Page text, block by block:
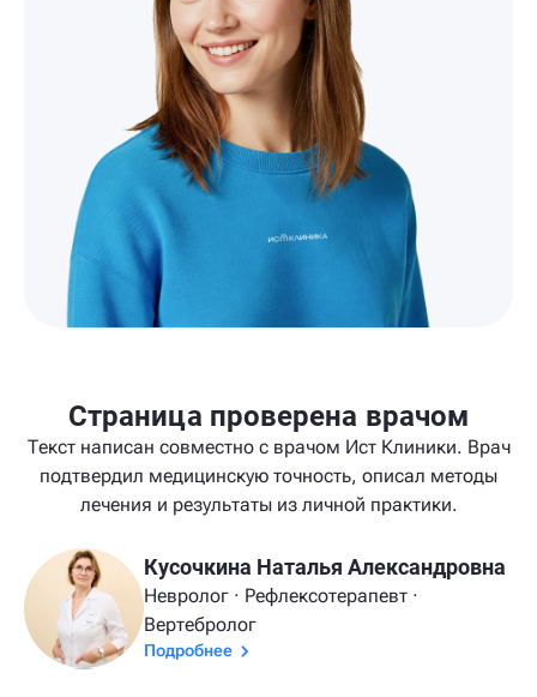
Страница проверена врачом
Текст написан совместно с врачом Ист Клиники. Врач
подтвердил медицинскую точность, описал методы
лечения и результаты из личной практики.
Кусочкина Наталья Александровна
Невролог · Рефлексотерапевт ·
Вертебролог
Подробнее